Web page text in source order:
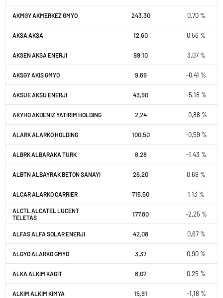
AKMGY AKMERKEZ GMYO 243,30 0,70 %
AKSA AKSA 12,60 0,56 %
AKSEN AKSA ENERJI 99,10 3,07 %
AKSGY AKIS GMYO 9,69 -0,41 %
AKSUE AKSU ENERJI 43,90 -5,18 %
AKYHO AKDENIZ YATIRIM HOLDING 2,24 -0,88 %
ALARK ALARKO HOLDING 100,50 -0,59 %
ALBRK ALBARAKA TURK 8,28 -1,43 %
ALBTN ALBAYRAK BETON SANAYI 26,20 0,69 %
ALCAR ALARKO CARRIER 715,50 1,13 %
ALCTL ALCATEL LUCENT
TELETAS
177,80 -2,25 %
ALFAS ALFA SOLAR ENERJI 42,08 0,67 %
ALGYO ALARKO GMYO 3,37 0,90 %
ALKA ALKIM KAGIT 8,07 0,25 %
ALKIM ALKIM KIMYA 15,91 -1,18 %